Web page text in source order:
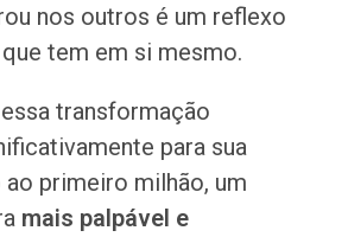
nos outros é um reflexo
tem em si mesmo.
transformação
para sua
ao primeiro milhão, um
mais palpável e